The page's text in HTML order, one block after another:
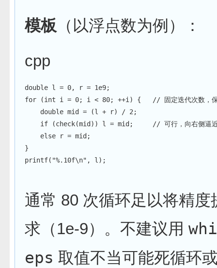
模板 （以浮点数为例）：
cpp
double l = 0, r = 1e9;
for
(int i = 0; i < 80; ++i) {
// 固定迭代次数，
double mid = (l + r) / 2;
if
(check(mid ) ) l = mid ;
// 可行，向右侧逼
else r = mid ;
}
printf( "%.10f\n" , l) ;
通常 80 次循环足以将精
求（1e-9）。不建议用
eps 取值不当可能死循环